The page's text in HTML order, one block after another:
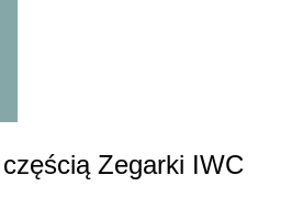
Zegarki IWC